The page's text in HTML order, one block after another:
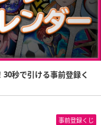
秒で引ける事前登録く
事前登録くじ